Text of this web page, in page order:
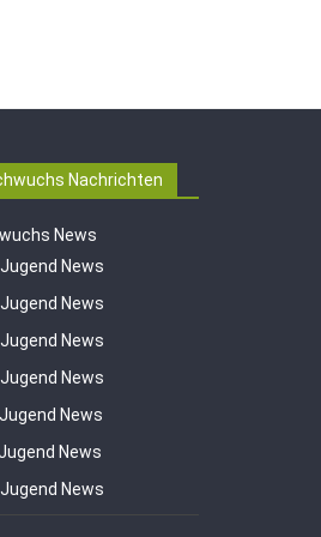
Nachrichten
News
News
News
News
News
News
News
News